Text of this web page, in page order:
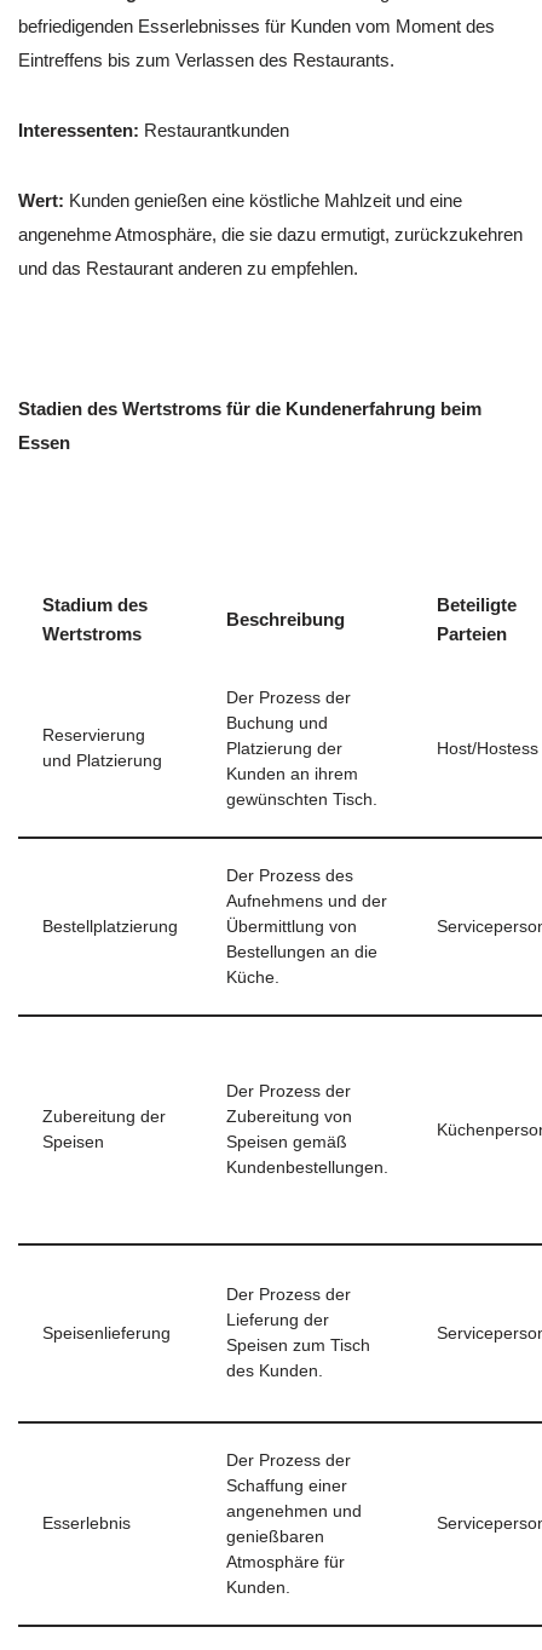
befriedigenden Esserlebnisses für Kunden vom Moment des
Eintreffens bis zum Verlassen des Restaurants.
Interessenten: Restaurantkunden
Wert: Kunden genießen eine köstliche Mahlzeit und eine
angenehme Atmosphäre, die sie dazu ermutigt, zurückzukehren
und das Restaurant anderen zu empfehlen.
Stadien des Wertstroms für die Kundenerfahrung beim
Essen
Stadium des
Wertstroms
Beschreibung
Beteiligte
Parteien
Reservierung
und Platzierung
Der Prozess der
Buchung und
Platzierung der
Kunden an ihrem
gewünschten Tisch.
Host/Hostess
Bestellplatzierung
Der Prozess des
Aufnehmens und der
Übermittlung von
Bestellungen an die
Küche.
Zubereitung der
Speisen
Der Prozess der
Zubereitung von
Speisen gemäß
Kundenbestellungen.
Speisenlieferung
Der Prozess der
Lieferung der
Speisen zum Tisch
des Kunden.
Esserlebnis
Der Prozess der
Schaffung einer
angenehmen und
genießbaren
Atmosphäre für
Kunden.